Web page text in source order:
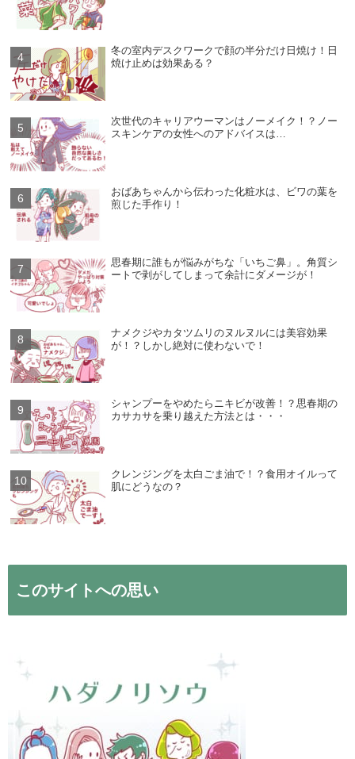
冬の室内デスクワークで顔の半分だけ日焼け！日
焼け止めは効果ある？
次世代のキャリアウーマンはノーメイク！？ノー
スキンケアの女性へのアドバイスは…
おばあちゃんから伝わった化粧水は、ビワの葉を
煎じた手作り！
思春期に誰もが悩みがちな「いちご鼻」。角質シ
ートで剥がしてしまって余計にダメージが！
ナメクジやカタツムリのヌルヌルには美容効果
が！？しかし絶対に使わないで！
シャンプーをやめたらニキビが改善！？思春期の
カサカサを乗り越えた方法とは・・・
クレンジングを太白ごま油で！？食用オイルって
肌にどうなの？
このサイトへの思い